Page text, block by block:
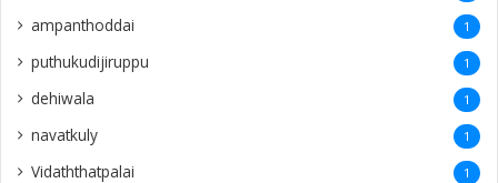
ampanthoddai 1
puthukudijiruppu 1
dehiwala 1
navatkuly 1
Vidaththatpalai 1